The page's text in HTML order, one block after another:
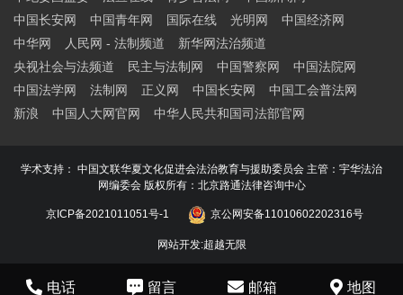
中国长安网
中国青年网 国际在线 光明网
中国经济网
中华网
人民网 - 法制频道
新华网法治频道
央视社会与法频道
民主与法制网 中国警察网
中国法院网
中国法学网
法制网 正义网 中国长安网
中国工会普法网
新浪
中国人大网官网 中华人民共和国司法部官网
学术支持： 中国文联华夏文化促进会法治教育与援助委员会 主管：宇华法治
网编委会 版权所有：北京路通法律咨询中心
京ICP备2021011051号-1 京公网安备11010602202316号
网站开发:超越无限
电话 留言 邮箱 地图